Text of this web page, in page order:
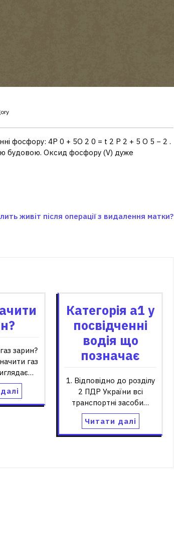
фосфору: 4P 0 + 5O 2 0 = t 2 P 2 + 5 O 5 − 2 .
будовою. Оксид фосфору (V) дуже
живіт після операції з видалення матки?
зарин?
газ
Категорія а1 у
посвідченні
водія що
позначає
1. Відповідно до розділу
2 ПДР України всі
транспортні засоби…
Читати далі